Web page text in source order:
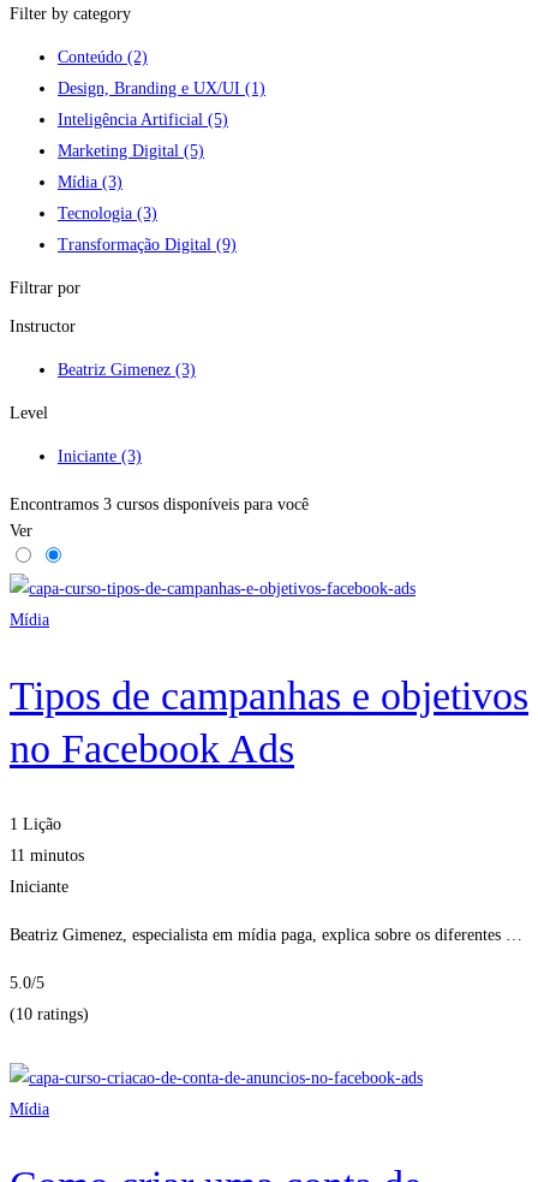
Filter by category
Conteúdo (2)
Design, Branding e UX/UI (1)
Inteligência Artificial (5)
Marketing Digital (5)
Mídia (3)
Tecnologia (3)
Transformação Digital (9)
Filtrar por
Instructor
Beatriz Gimenez (3)
Level
Iniciante (3)
Encontramos 3 cursos disponíveis para você
Ver
Mídia
Tipos de campanhas e objetivos
no Facebook Ads
1 Lição
11 minutos
Iniciante
Beatriz Gimenez, especialista em mídia paga, explica sobre os diferentes …
5.0/5
(10 ratings)
Mídia